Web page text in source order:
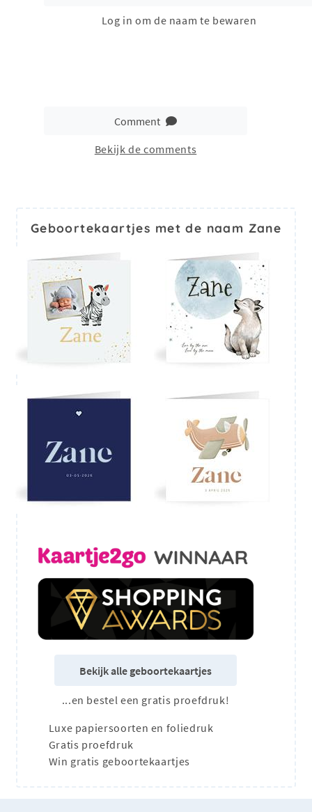
Log in om de naam te bewaren
Comment
Bekijk de comments
Geboortekaartjes met de naam Zane
Bekijk alle geboortekaartjes
...en bestel een gratis proefdruk!
Luxe papiersoorten en foliedruk
Gratis proefdruk
Win gratis geboortekaartjes